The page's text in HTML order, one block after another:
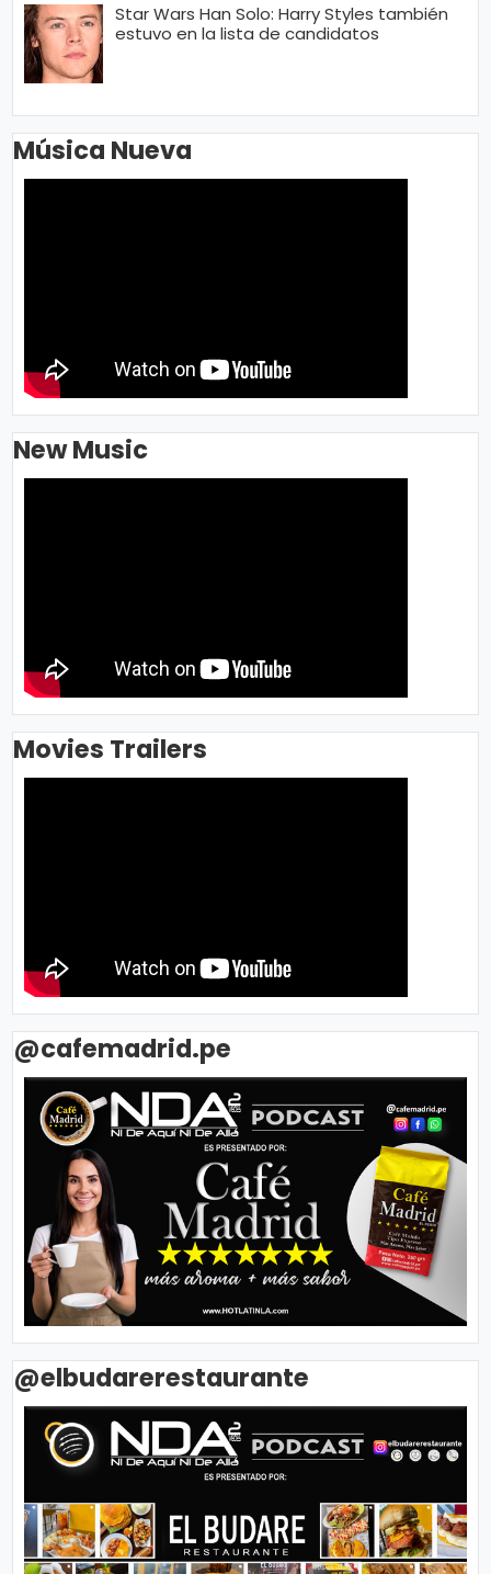
Star Wars Han Solo: Harry Styles también
estuvo en la lista de candidatos
Música Nueva
New Music
Movies Trailers
@cafemadrid.pe
@elbudarerestaurante